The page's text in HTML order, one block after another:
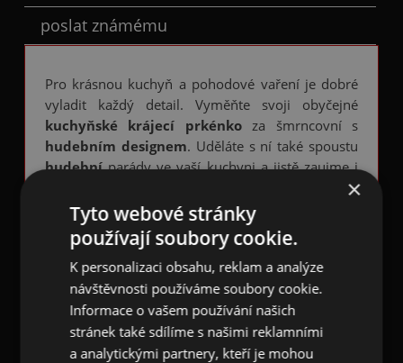
poslat známému
Pro krásnou kuchyň a pohodové vaření je dobré
vyladit každý detail. Vyměňte svoji obyčejné
kuchyňské krájecí prkénkoza šmrncovní s
hudebním designem. Uděláte s ní také spoustu
hudebníparády ve vaší kuchyni a jistě zaujme i
Když milujete
hudbu, není co řešit! ☺
Hudební krájecí prkénko je vyrobeno z melanin
laminátu, má lesklý povrch, na kterém tvoří
převážnou část plochyhnědé housleležící na
černé partituře s notamina bílém papíru. Zadní
strana je šedobílá. Měří 23,5 x 14,5 cm, s
tloušťkou 0,2 cm.
×
Tyto webové stránky
používají soubory cookie.
K personalizaci obsahu, reklam a analýze
návštěvnosti používáme soubory cookie.
Informace o vašem používání našich
stránek také sdílíme s našimi reklamními
a analytickými partnery, kteří je mohou